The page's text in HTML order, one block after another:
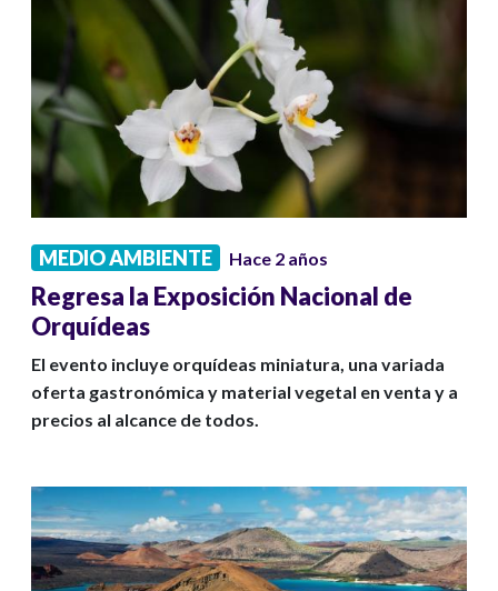
MEDIO AMBIENTE Hace 2 años
Regresa la Exposición Nacional de
Orquídeas
El evento incluye orquídeas miniatura, una variada
oferta gastronómica y material vegetal en venta y a
precios al alcance de todos.